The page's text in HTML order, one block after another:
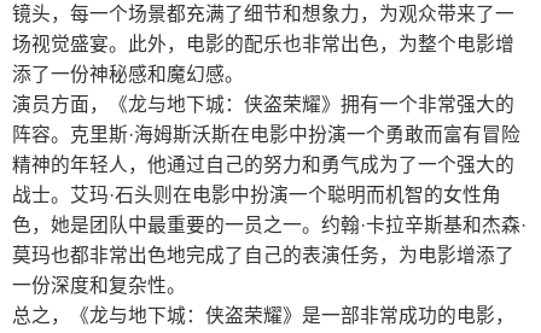
镜头，每一个场景都充满了细节和想象力，为观众带来了一
场视觉盛宴。此外，电影的配乐也非常出色，为整个电影增
添了一份神秘感和魔幻感。
演员方面，《龙与地下城：侠盗荣耀》拥有一个非常强大的
阵容。克里斯·海姆斯沃斯在电影中扮演一个勇敢而富有冒险
精神的年轻人，他通过自己的努力和勇气成为了一个强大的
战士。艾玛·石头则在电影中扮演一个聪明而机智的女性角
色，她是团队中最重要的一员之一。约翰·卡拉辛斯基和杰森·
莫玛也都非常出色地完成了自己的表演任务，为电影增添了
一份深度和复杂性。
总之，《龙与地下城：侠盗荣耀》是一部非常成功的电影，